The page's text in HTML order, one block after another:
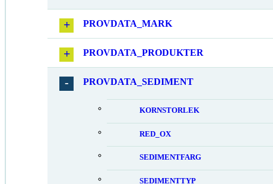
PROVDATA_MARK
PROVDATA_PRODUKTER
PROVDATA_SEDIMENT
KORNSTORLEK
RED_OX
SEDIMENTFARG
SEDIMENTTYP